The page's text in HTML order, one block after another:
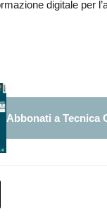
digitale per
Abbonati a Tecnica